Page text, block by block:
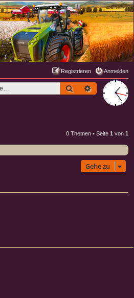
Anmelden
Registrieren
SucheErweiterte
0 Themen • Seite 1 von 1
Gehe zu